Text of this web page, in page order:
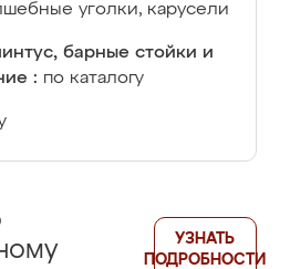
уголки, карусели
барные стойки и
: по каталогу
УЗНАТЬ
ПОДРОБНОСТИ